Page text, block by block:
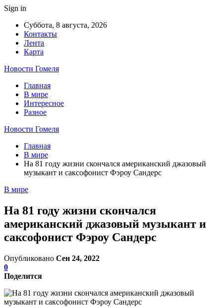
Sign in
Суббота, 8 августа, 2026
Контакты
Лента
Карта
Новости Гомеля
Главная
В мире
Интересное
Разное
Новости Гомеля
Главная
В мире
На 81 году жизни скончался американский джазовый
музыкант и саксофонист Фэроу Сандерс
В мире
На 81 году жизни скончался
американский джазовый музыкант и
саксофонист Фэроу Сандерс
Опубликовано Сен 24, 2022
0
Поделится